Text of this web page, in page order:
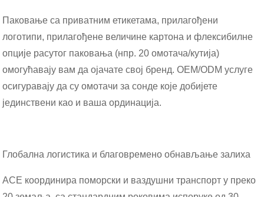
Паковање са приватним етикетама, прилагођени
логотипи, прилагођене величине картона и флексибилне
опције расутог паковања (нпр. 20 омотача/кутија)
омогућавају вам да ојачате свој бренд. OEM/ODM услуге
осигуравају да су омотачи за сонде које добијете
јединствени као и ваша ординација.
Глобална логистика и благовремено обнављање залиха
ACE координира поморски и ваздушни транспорт у преко